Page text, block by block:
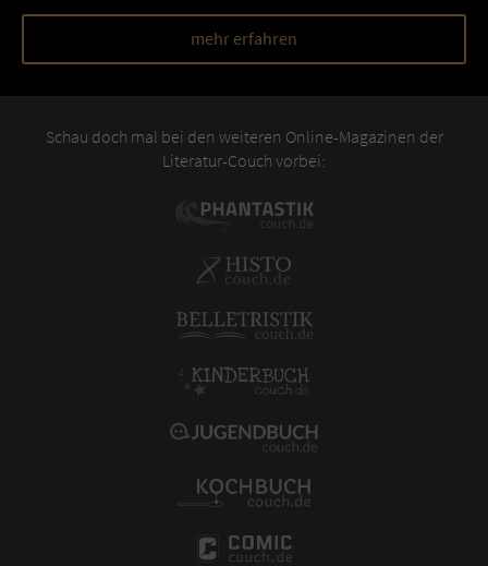
mehr erfahren
Schau doch mal bei den weiteren Online-Magazinen der
Literatur-Couch vorbei: